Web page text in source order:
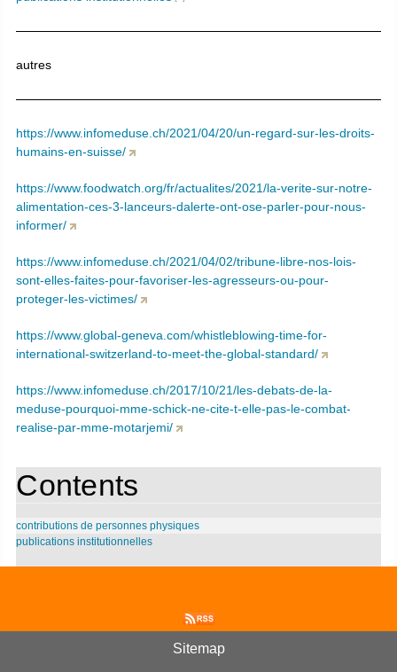
autres
https://www.infomeduse.ch/2021/04/20/un-regard-sur-les-droits-
humains-en-suisse/
https://www.foodwatch.org/fr/actualites/2021/la-verite-sur-notre-
alimentation-ces-3-lanceurs-dalerte-ont-ose-parler-pour-nous-
informer/
https://www.infomeduse.ch/2021/04/02/tribune-libre-nos-lois-
sont-elles-faites-pour-favoriser-les-agresseurs-ou-pour-
proteger-les-victimes/
https://www.global-geneva.com/whistleblowing-time-for-
international-switzerland-to-meet-the-global-standard/
https://www.infomeduse.ch/2017/10/21/les-debats-de-la-
meduse-pourquoi-mme-schick-ne-cite-t-elle-pas-le-combat-
realise-par-mme-motarjemi/
Contents
contributions de personnes physiques
publications institutionnelles
Sitemap